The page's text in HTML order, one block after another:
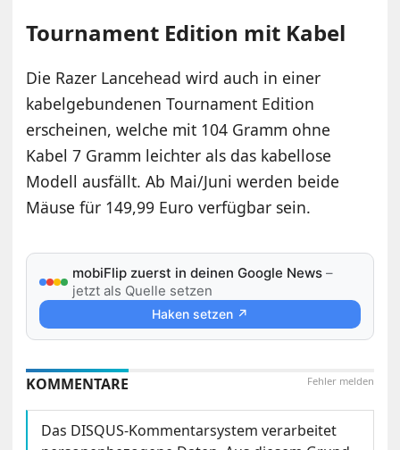
Tournament Edition mit Kabel
Die Razer Lancehead wird auch in einer
kabelgebundenen Tournament Edition
erscheinen, welche mit 104 Gramm ohne
Kabel 7 Gramm leichter als das kabellose
Modell ausfällt. Ab Mai/Juni werden beide
Mäuse für 149,99 Euro verfügbar sein.
mobiFlip zuerst in deinen Google News –
jetzt als Quelle setzen
Haken setzen ↗
Fehler melden
KOMMENTARE
Das DISQUS-Kommentarsystem verarbeitet